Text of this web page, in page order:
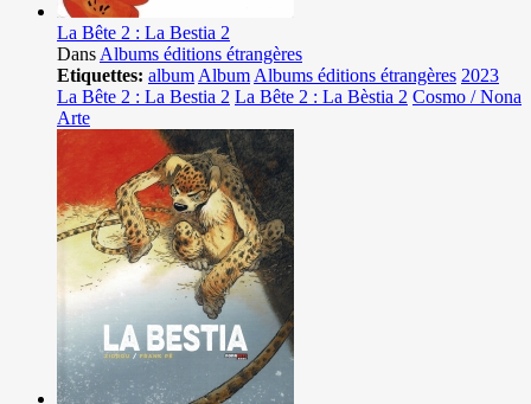
La Bête 2 : La Bestia 2
Dans Albums éditions étrangères
Etiquettes: album Album Albums éditions étrangères 2023
La Bête 2 : La Bestia 2 La Bête 2 : La Bèstia 2 Cosmo / Nona
Arte